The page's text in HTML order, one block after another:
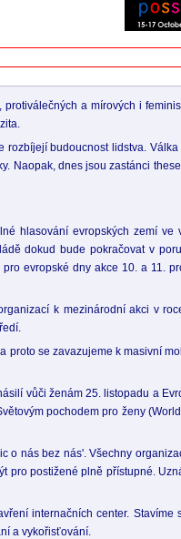
a mírových i
rozbíjejí budoucnost lidstva. Válka
Naopak, dnes jsou zastánci
hlasování evropských zemí ve
dokud bude pokračovat v
evropské dny akce 10. a 11.
k mezinárodní akci v
proto se zavazujeme k masivní
vůči ženám 25. listopadu a
pochodem pro ženy
o nás bez nás'. Všechny
pro postižené plně přístupné.
internačních center. Stavíme
a vykořisťování.